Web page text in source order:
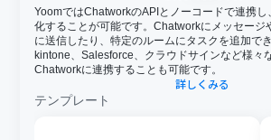
YoomではChatworkのAPIとノーコードで連携
化することが可能です。Chatworkにメッセージ
に送信したり、特定のルームにタスクを追加で
kintone、Salesforce、クラウドサインなど様々
Chatworkに連携することも可能です。
詳しくみる
テンプレート